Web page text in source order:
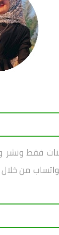
فقط ونشر
من خلال